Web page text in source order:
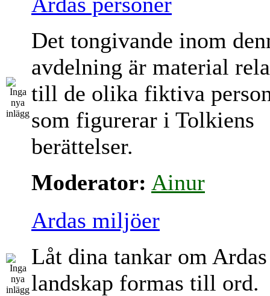
Det tongivande inom
avdelning är material
till de olika fiktiva
som figurerar i Tolkiens
berättelser.
Moderator: Ainur
Ardas miljöer
Låt dina tankar om Ardas
landskap formas till ord.